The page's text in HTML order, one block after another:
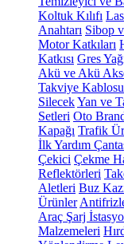
Koltuk Kılıfı
Anahtarı Sibop
Motor Katkıları
Katkısı Gres
Akü ve Akü
Takviye Kablosu
SilecekYan ve
Setleri Oto
Kapağı Trafik
İlk Yardım
Çekici Çekme
Reflektörleri
Aletleri Buz
Ürünler
Araç Şarj
Malzemeleri